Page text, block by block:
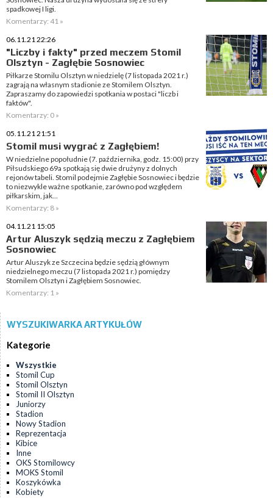
spadkowej I ligi.
Komentarzy: 41 »
06.11.21 22:26
"Liczby i fakty" przed meczem Stomil
Olsztyn - Zagłębie Sosnowiec
Piłkarze Stomilu Olsztyn w niedzielę (7 listopada 2021 r.)
zagrają na własnym stadionie ze Stomilem Olsztyn.
Zapraszamy do zapowiedzi spotkania w postaci "liczb i
faktów".
Komentarzy: 0 »
05.11.21 21:51
Stomil musi wygrać z Zagłębiem!
W niedzielne popołudnie (7. października, godz. 15:00) przy
Piłsudskiego 69a spotkają się dwie drużyny z dolnych
rejonów tabeli. Stomil podejmie Zagłębie Sosnowiec i będzie
to niezwykle ważne spotkanie, zarówno pod względem
piłkarskim, jak...
Komentarzy: 8 »
04.11.21 15:05
Artur Aluszyk sędzią meczu z Zagłębiem
Sosnowiec
Artur Aluszyk ze Szczecina będzie sędzią głównym
niedzielnego meczu (7 listopada 2021 r.) pomiędzy
Stomilem Olsztyn i Zagłębiem Sosnowiec.
Komentarzy: 1 »
WYSZUKIWARKA ARTYKUŁÓW
Kategorie
Wszystkie
Stomil Cup
Stomil Olsztyn
Stomil II Olsztyn
Juniorzy
Stadion
Nowy Stadion
Reprezentacja
Kibice
Inne
OKS Stomilowcy
MOKS Stomil
Koszykówka
Kobiety